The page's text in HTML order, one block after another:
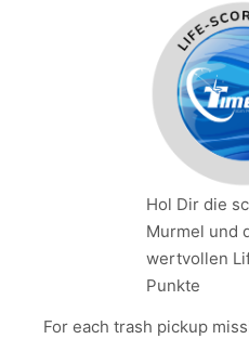
Hol Dir die
Murmel und
wertvollen
Punkte
For each trash pickup